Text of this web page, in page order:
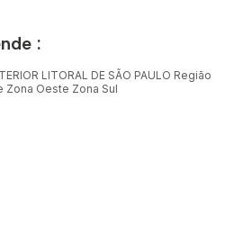
:
LITORAL DE SÃO PAULO Região
Zona Oeste Zona Sul